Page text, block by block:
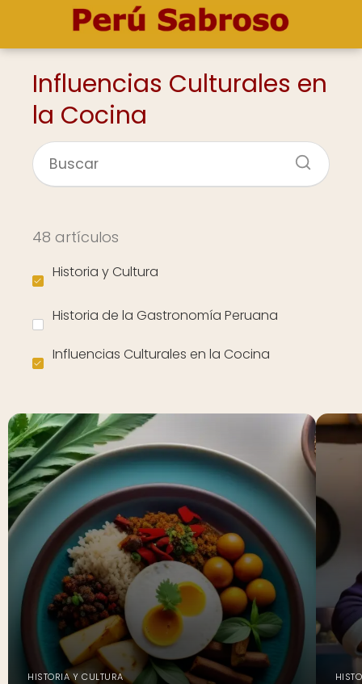
Influencias Culturales en
la Cocina
48 artículos
Historia y Cultura
Historia de la Gastronomía Peruana
Influencias Culturales en la Cocina
HISTORIA Y CULTURA